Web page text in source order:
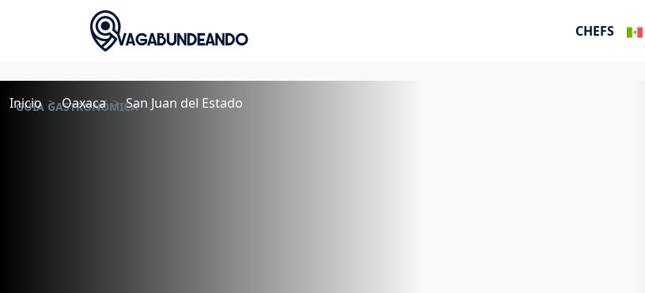
CHEFS
Inicio Oaxaca San Juan del Estado
GUÍA GASTRONÓMICA